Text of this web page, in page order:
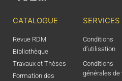
CATALOGUE
Revue RDM
Bibliothèque
Travaux et Thèses
Formation des
SERVICES
Conditions
d’utilisation
Conditions
générales de